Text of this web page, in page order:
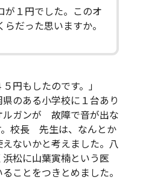
が１円でした。このオ
だった思いますか。
円もしたのです。」
県のある小学校に１台あり
ルガンが 故障で音が出な
。校長 先生は、なんとか
ないかと考えました。八
松に山葉寅楠という医
とをつきとめました。